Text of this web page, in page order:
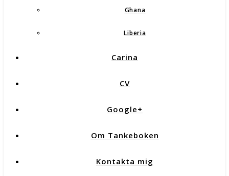
Ghana
Liberia
Carina
CV
Google+
Om Tankeboken
Kontakta mig